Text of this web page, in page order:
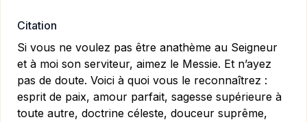
Citation
Si vous ne voulez pas être anathème au Seigneur
et à moi son serviteur, aimez le Messie. Et n’ayez
pas de doute. Voici à quoi vous le reconnaîtrez :
esprit de paix, amour parfait, sagesse supérieure à
toute autre, doctrine céleste, douceur suprême,